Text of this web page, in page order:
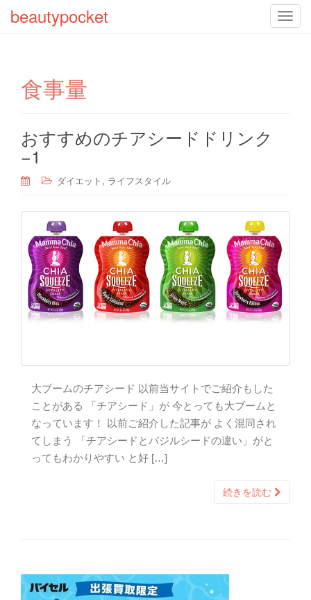
T
t
beautypocket
食事量
おすすめのチアシードドリンク
−1
ダイエット , ライフスタイル
大ブームのチアシード 以前当サイトでご紹介もした
ことがある 「チアシード」が 今とっても大ブームと
なっています！ 以前ご紹介した記事が よく混同され
てしまう 「チアシードとバジルシードの違い」がと
ってもわかりやすい と好 […]
続きを読む